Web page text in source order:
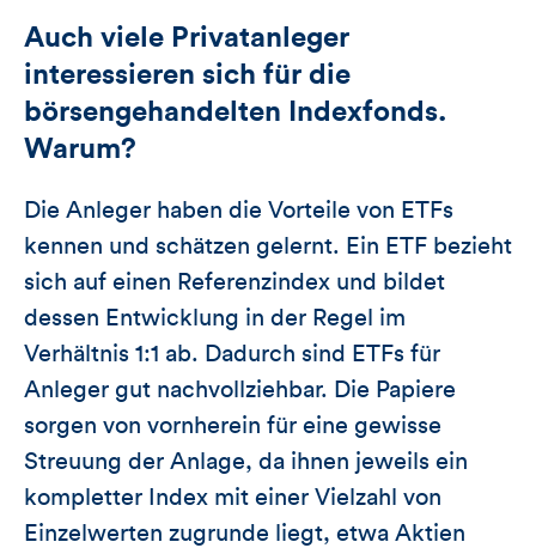
Auch viele Privatanleger
interessieren sich für die
börsengehandelten Indexfonds.
Warum?
Die Anleger haben die Vorteile von ETFs
kennen und schätzen gelernt. Ein ETF bezieht
sich auf einen Referenzindex und bildet
dessen Entwicklung in der Regel im
Verhältnis 1:1 ab. Dadurch sind ETFs für
Anleger gut nachvollziehbar. Die Papiere
sorgen von vornherein für eine gewisse
Streuung der Anlage, da ihnen jeweils ein
kompletter Index mit einer Vielzahl von
Einzelwerten zugrunde liegt, etwa Aktien